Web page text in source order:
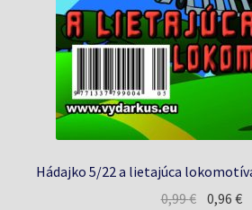
Hádajko 5/22 a lietajúca
0,99€ Pôvodná
0,96€